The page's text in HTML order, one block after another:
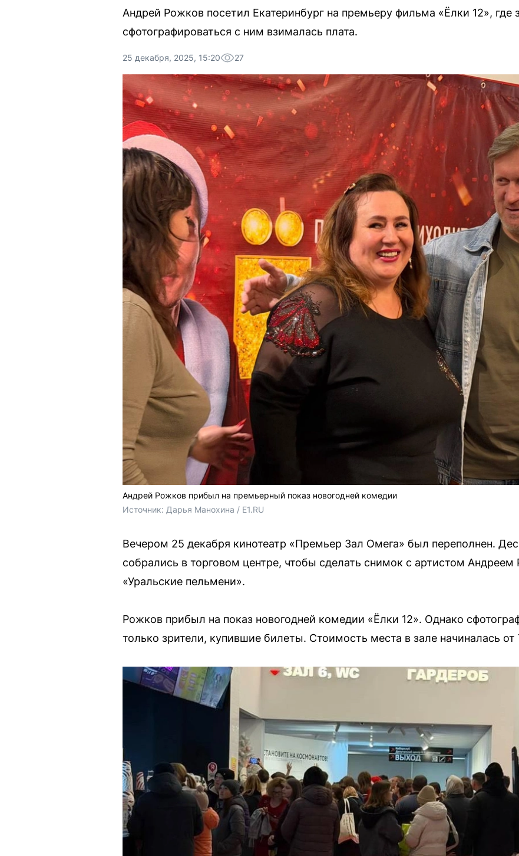
Андрей Рожков посетил Екатеринбург на премьеру фильма «Ёлки 12», где
сфотографироваться с ним взималась плата.
25 декабря, 2025, 15:20 27
Андрей Рожков прибыл на премьерный показ новогодней комедии
Источник: Дарья Манохина / E1.RU
Вечером 25 декабря кинотеатр «Премьер Зал Омега» был переполнен.
собрались в торговом центре, чтобы сделать снимок с артистом
«Уральские пельмени».
Рожков прибыл на показ новогодней комедии «Ёлки 12». Однако
только зрители, купившие билеты. Стоимость места в зале начиналась от